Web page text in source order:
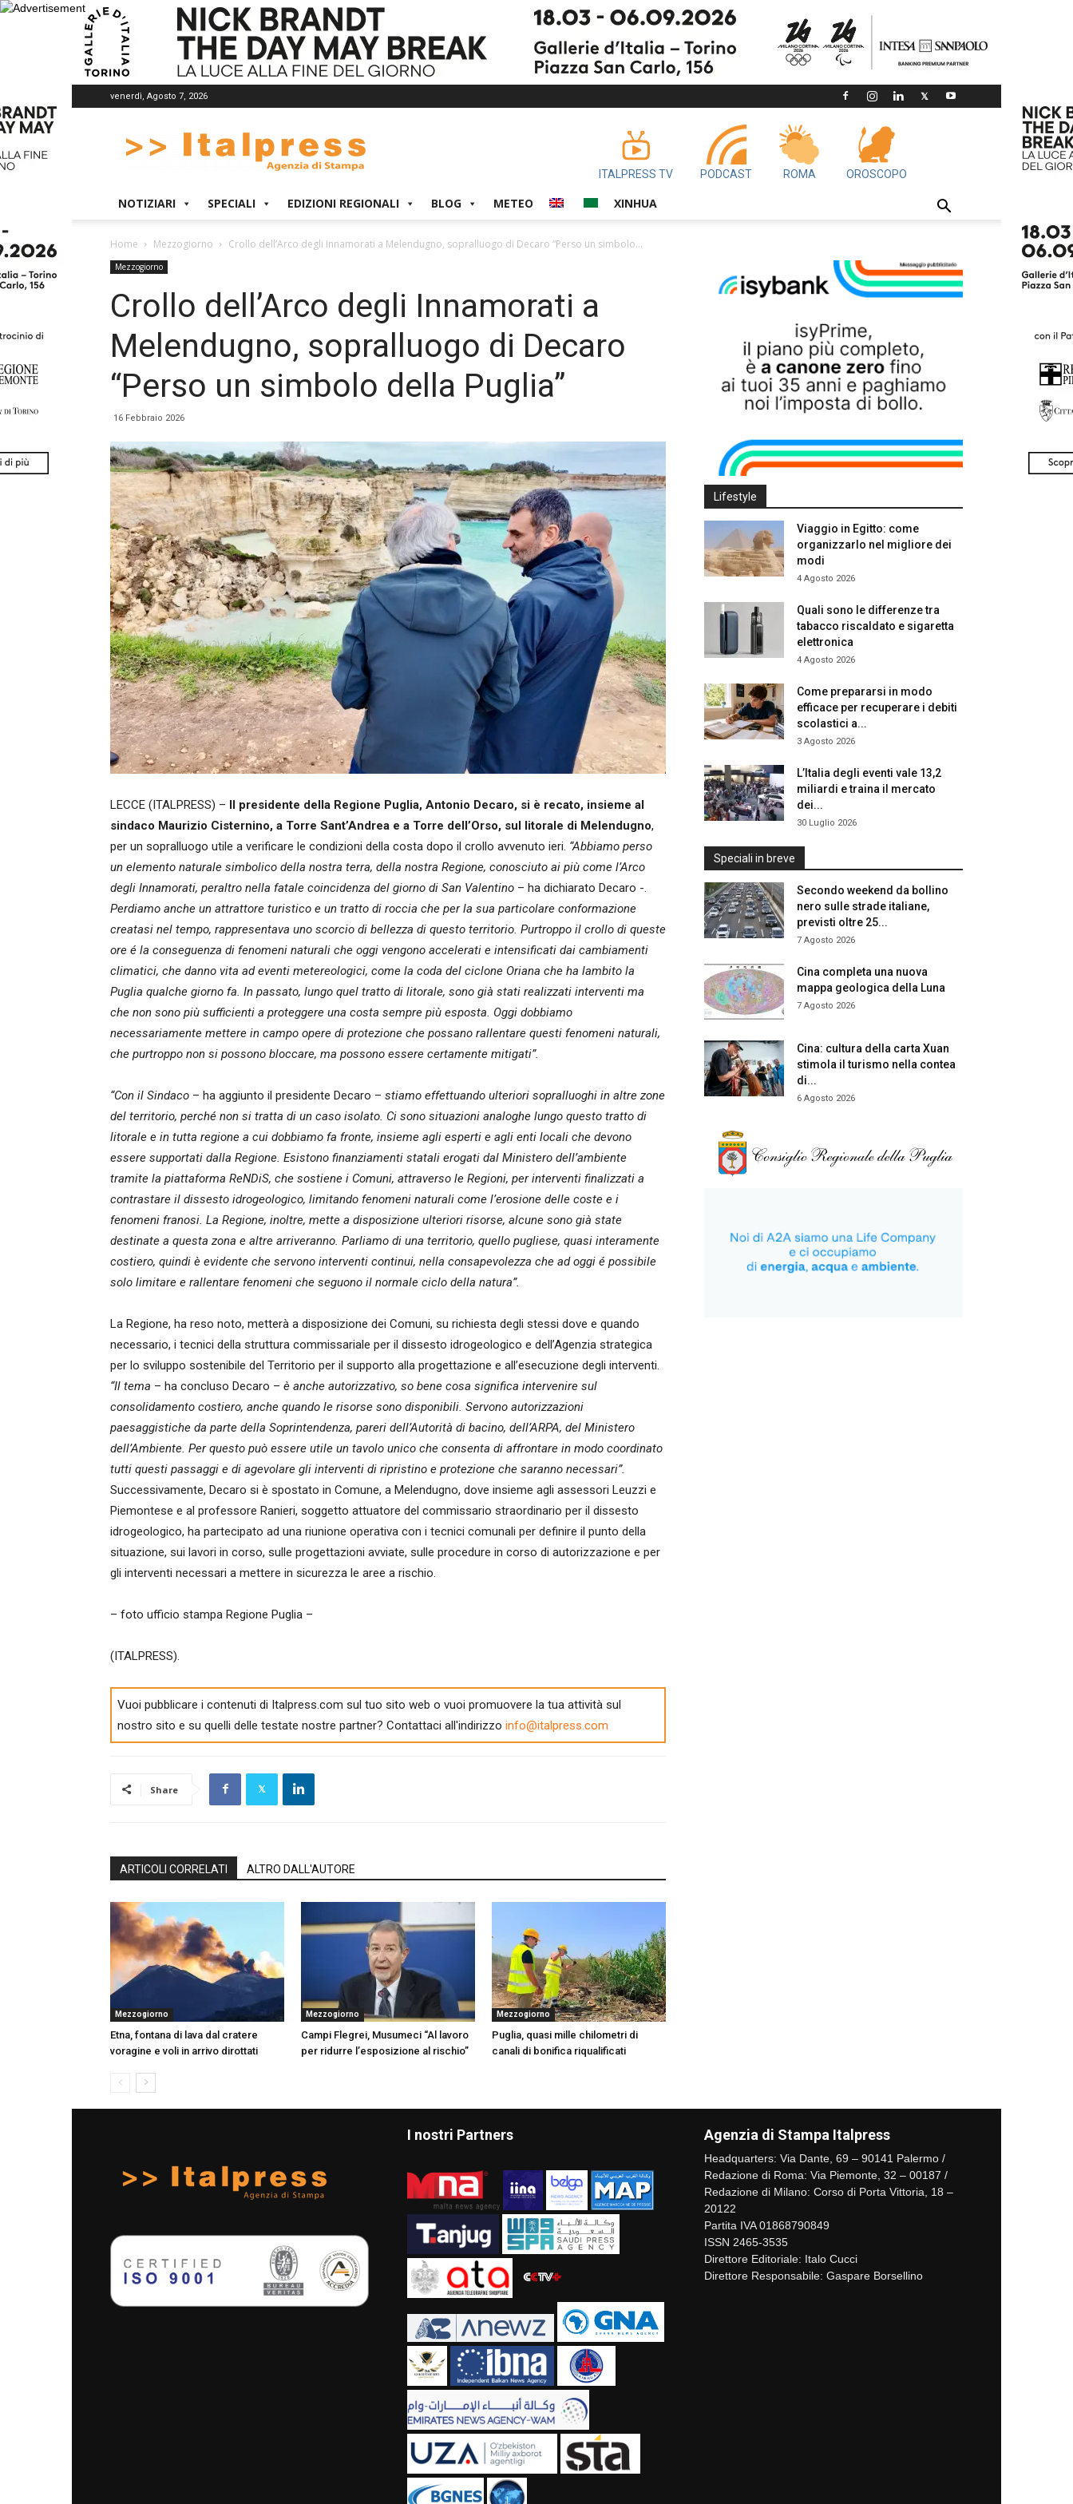
venerdì, Agosto 7, 2026
ITALPRESS TV PODCAST ROMA OROSCOPO
NOTIZIARI SPECIALI EDIZIONI REGIONALI BLOG METEO XINHUA
Home Mezzogiorno Crollo dell’Arco degli Innamorati a Melendugno, sopralluogo di Decaro “Perso un simbolo...
Mezzogiorno
Crollo dell’Arco degli Innamorati a
Melendugno, sopralluogo di Decaro
“Perso un simbolo della Puglia”
16 Febbraio 2026
LECCE (ITALPRESS) – Il presidente della Regione Puglia, Antonio Decaro, si è recato, insieme al
sindaco Maurizio Cisternino, a Torre Sant’Andrea e a Torre dell’Orso, sul litorale di Melendugno,
per un sopralluogo utile a verificare le condizioni della costa dopo il crollo avvenuto ieri. “Abbiamo perso
un elemento naturale simbolico della nostra terra, della nostra Regione, conosciuto ai più come l’Arco
degli Innamorati, peraltro nella fatale coincidenza del giorno di San Valentino – ha dichiarato Decaro -.
Perdiamo anche un attrattore turistico e un tratto di roccia che per la sua particolare conformazione
creatasi nel tempo, rappresentava uno scorcio di bellezza di questo territorio. Purtroppo il crollo di queste
ore é la conseguenza di fenomeni naturali che oggi vengono accelerati e intensificati dai cambiamenti
climatici, che danno vita ad eventi metereologici, come la coda del ciclone Oriana che ha lambito la
Puglia qualche giorno fa. In passato, lungo quel tratto di litorale, sono già stati realizzati interventi ma
che non sono più sufficienti a proteggere una costa sempre più esposta. Oggi dobbiamo
necessariamente mettere in campo opere di protezione che possano rallentare questi fenomeni naturali,
che purtroppo non si possono bloccare, ma possono essere certamente mitigati”.
“Con il Sindaco – ha aggiunto il presidente Decaro – stiamo effettuando ulteriori sopralluoghi in altre zone
del territorio, perché non si tratta di un caso isolato. Ci sono situazioni analoghe lungo questo tratto di
litorale e in tutta regione a cui dobbiamo fa fronte, insieme agli esperti e agli enti locali che devono
essere supportati dalla Regione. Esistono finanziamenti statali erogati dal Ministero dell’ambiente
tramite la piattaforma ReNDiS, che sostiene i Comuni, attraverso le Regioni, per interventi finalizzati a
contrastare il dissesto idrogeologico, limitando fenomeni naturali come l’erosione delle coste e i
fenomeni franosi. La Regione, inoltre, mette a disposizione ulteriori risorse, alcune sono già state
destinate a questa zona e altre arriveranno. Parliamo di una territorio, quello pugliese, quasi interamente
costiero, quindi è evidente che servono interventi continui, nella consapevolezza che ad oggi é possibile
solo limitare e rallentare fenomeni che seguono il normale ciclo della natura”.
La Regione, ha reso noto, metterà a disposizione dei Comuni, su richiesta degli stessi dove e quando
necessario, i tecnici della struttura commissariale per il dissesto idrogeologico e dell’Agenzia strategica
per lo sviluppo sostenibile del Territorio per il supporto alla progettazione e all’esecuzione degli interventi.
“Il tema – ha concluso Decaro – è anche autorizzativo, so bene cosa significa intervenire sul
consolidamento costiero, anche quando le risorse sono disponibili. Servono autorizzazioni
paesaggistiche da parte della Soprintendenza, pareri dell’Autorità di bacino, dell’ARPA, del Ministero
dell’Ambiente. Per questo può essere utile un tavolo unico che consenta di affrontare in modo coordinato
tutti questi passaggi e di agevolare gli interventi di ripristino e protezione che saranno necessari”.
Successivamente, Decaro si è spostato in Comune, a Melendugno, dove insieme agli assessori Leuzzi e
Piemontese e al professore Ranieri, soggetto attuatore del commissario straordinario per il dissesto
idrogeologico, ha partecipato ad una riunione operativa con i tecnici comunali per definire il punto della
situazione, sui lavori in corso, sulle progettazioni avviate, sulle procedure in corso di autorizzazione e per
gli interventi necessari a mettere in sicurezza le aree a rischio.
– foto ufficio stampa Regione Puglia –
(ITALPRESS).
Vuoi pubblicare i contenuti di Italpress.com sul tuo sito web o vuoi promuovere la tua attività sul
nostro sito e su quelli delle testate nostre partner? Contattaci all'indirizzo info@italpress.com
Share
ARTICOLI CORRELATI ALTRO DALL'AUTORE
Mezzogiorno
Etna, fontana di lava dal cratere
voragine e voli in arrivo dirottati
Mezzogiorno
Campi Flegrei, Musumeci “Al lavoro
per ridurre l’esposizione al rischio”
Mezzogiorno
Puglia, quasi mille chilometri di
canali di bonifica riqualificati
Lifestyle
Viaggio in Egitto: come
organizzarlo nel migliore dei
modi
4 Agosto 2026
Quali sono le differenze tra
tabacco riscaldato e sigaretta
elettronica
4 Agosto 2026
Come prepararsi in modo
efficace per recuperare i debiti
scolastici a...
3 Agosto 2026
L’Italia degli eventi vale 13,2
miliardi e traina il mercato
dei...
30 Luglio 2026
Speciali in breve
Secondo weekend da bollino
nero sulle strade italiane,
previsti oltre 25...
7 Agosto 2026
Cina completa una nuova
mappa geologica della Luna
7 Agosto 2026
Cina: cultura della carta Xuan
stimola il turismo nella contea
di...
6 Agosto 2026
I nostri Partners Agenzia di Stampa Italpress
Headquarters: Via Dante, 69 – 90141 Palermo /
Redazione di Roma: Via Piemonte, 32 – 00187 /
Redazione di Milano: Corso di Porta Vittoria, 18 –
20122
Partita IVA 01868790849
ISSN 2465-3535
Direttore Editoriale: Italo Cucci
Direttore Responsabile: Gaspare Borsellino